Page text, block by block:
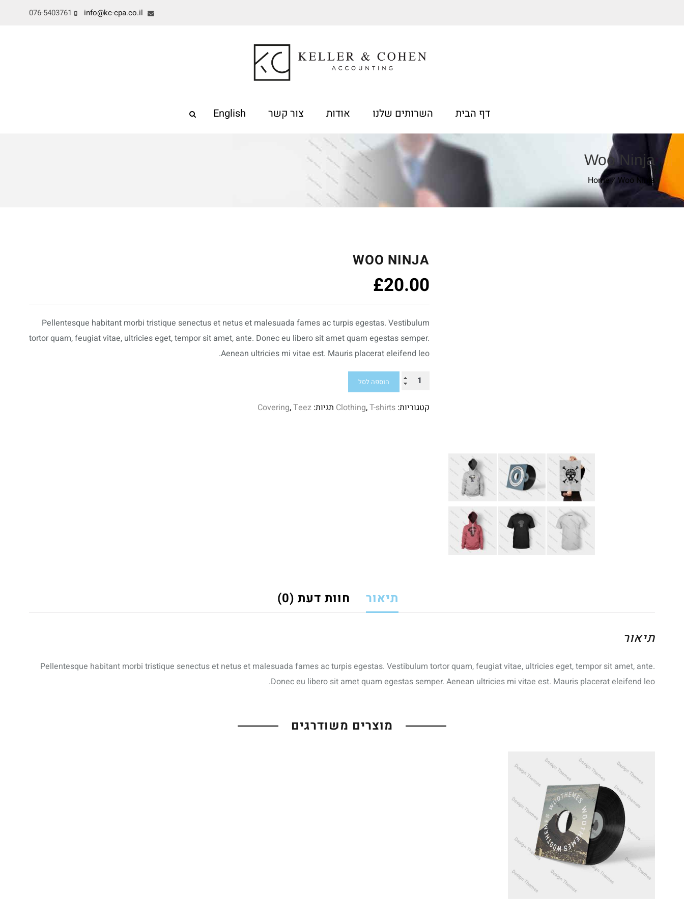
076-5403761
דף הבית השרותים שלנו אודות צור קשר English
Woo Ninja
Home Woo Ninja
WOO NINJA
£20.00
Pellentesque habitant morbi tristique senectus et netus et malesuada fames ac turpis egestas. Vestibulum
tortor quam, feugiat vitae, ultricies eget, tempor sit amet, ante. Donec eu libero sit amet quam egestas semper.
Aenean ultricies mi vitae est. Mauris placerat eleifend leo.
כמות
Woo
הוספה לסל
קטגוריות: Clothing,T-shirts תגיות: Covering,Teez
תיאור חוות דעת (0)
תיאור
Pellentesque habitant morbi tristique senectus et netus et malesuada fames ac turpis egestas. Vestibulum tortor quam, feugiat vitae, ultricies eget, tempor sit amet, ante.
Donec eu libero sit amet quam egestas semper. Aenean ultricies mi vitae est. Mauris placerat eleifend leo.
מוצרים משודרגים